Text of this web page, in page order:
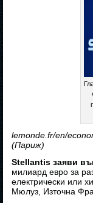
lemonde.fr/en/
(Париж)
Stellantis заяви
милиард евро за
електрически или
Мюлуз, Източна